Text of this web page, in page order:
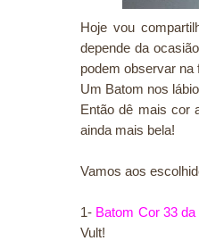
Hoje vou
depende da
podem observar na
Um Batom nos
Então dê mais cor
ainda mais bela!
Vamos aos
1- Batom Cor 33 da
Vult!